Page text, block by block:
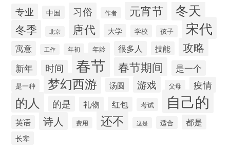
专业 中国 习俗 作者 元宵节 冬天
冬季 北京 唐代 大学 学校 孩子 宋代
寓意 工作 年初 年龄 很多人 技能 攻略
新年 时间 春节 春节期间 是一个
是一种 梦幻西游 汤圆 游戏 父母 疫情
的人 的是 礼物 红包 考试 自己的
英语 诗人 费用 还不 这是 适合 都是
长辈